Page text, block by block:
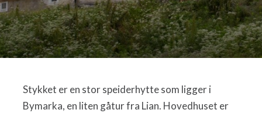
Stykket er en stor speiderhytte som ligger i
Bymarka, en liten gåtur fra Lian. Hovedhuset er